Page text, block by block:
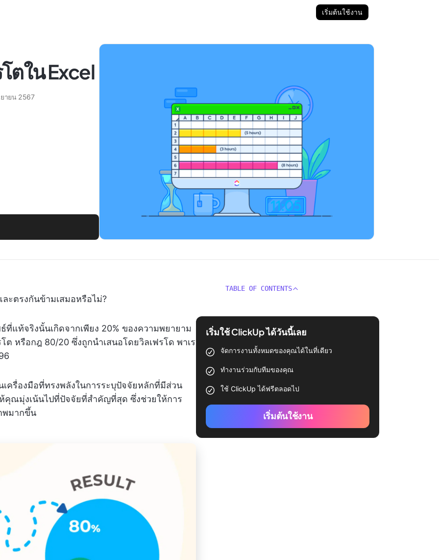
เริ่มต้นใช้งาน
ตใน Excel
ายน 2567
ะตรงกันข้ามเสมอหรือไม่?
แท้จริงนั้นเกิดจากเพียง 20% ของความพยายาม
หรือกฎ 80/20 ซึ่งถูกนำเสนอโดยวิลเฟรโด พาเร
ครื่องมือที่ทรงพลังในการระบุปัจจัยหลักที่มีส่วน
ณมุ่งเน้นไปที่ปัจจัยที่สำคัญที่สุด ซึ่งช่วยให้การ
พมากขึ้น
TABLE OF CONTENTS
เริ่มใช้ ClickUp ได้วันนี้เลย
จัดการงานทั้งหมดของคุณได้ในที่เดียว
ทำงานร่วมกับทีมของคุณ
ใช้ ClickUp ได้ฟรีตลอดไป
เริ่มต้นใช้งาน